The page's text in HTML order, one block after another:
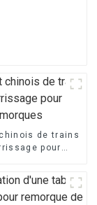
de trains
pour